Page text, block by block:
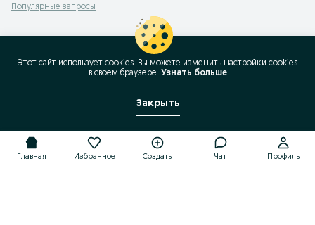
Популярные запросы
Главная Избранное Создать Чат Профиль
Этот сайт использует cookies. Вы можете изменить настройки cookies
в своeм браузере. Узнать больше
Закрыть